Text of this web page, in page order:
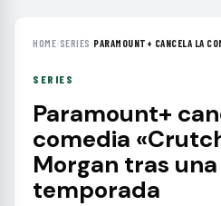
HOME› SERIES ›PARAMOUNT+ CANCELA LA
SERIES
Paramount+
comedia
Morgan tras
temporada